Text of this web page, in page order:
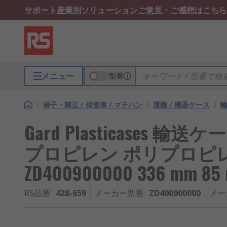
サポート産業別ソリューションご意見・ご感想はこちら
メニュー 型番
/ 梯子・脚立 / 保管庫 / マテハン / 運搬 / 機器ケース /
Gard Plasticases 輸送ケ
プロピレン ポリプロピ
ZD400900000 336 mm 85
RS品番: 428-659 メーカー型番: ZD400900000 メ